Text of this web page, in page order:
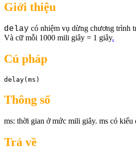
Giới thiệu
delay có nhiệm vụ dừng chương trình
Và cữ mỗi 1000 mili giây = 1 giây.
Cú pháp
delay(ms)
Thông số
ms: thời gian ở mức mili giây. ms có kiểu
Trả về